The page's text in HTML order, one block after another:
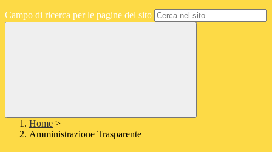
Campo di ricerca per le pagine del sito
Home >
Amministrazione Trasparente